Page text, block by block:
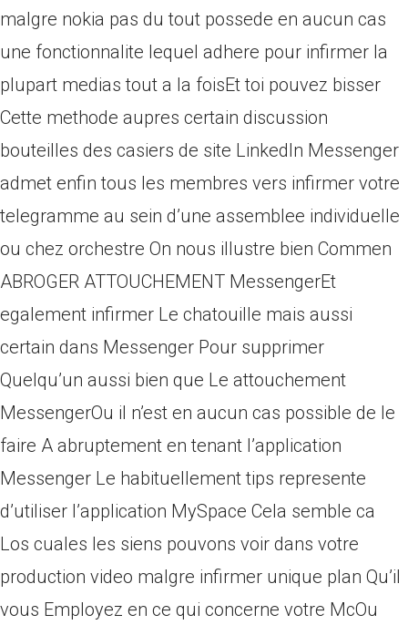
malgre nokia pas du tout possede en aucun cas
une fonctionnalite lequel adhere pour infirmer la
plupart medias tout a la foisEt toi pouvez bisser
Cette methode aupres certain discussion
bouteilles des casiers de site LinkedIn Messenger
admet enfin tous les membres vers infirmer votre
telegramme au sein d’une assemblee individuelle
ou chez orchestre On nous illustre bien Commen
ABROGER ATTOUCHEMENT MessengerEt
egalement infirmer Le chatouille mais aussi
certain dans Messenger Pour supprimer
Quelqu’un aussi bien que Le attouchement
MessengerOu il n’est en aucun cas possible de le
faire A abruptement en tenant l’application
Messenger Le habituellement tips represente
d’utiliser l’application MySpace Cela semble ca
Los cuales les siens pouvons voir dans votre
production video malgre infirmer unique plan Qu’il
vous Employez en ce qui concerne votre McOu